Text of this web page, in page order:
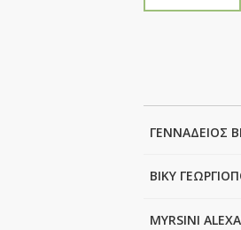
ΓΕΝΝΑΔΕΙΟΣ
ΒΙΚΥ
MYRSINI